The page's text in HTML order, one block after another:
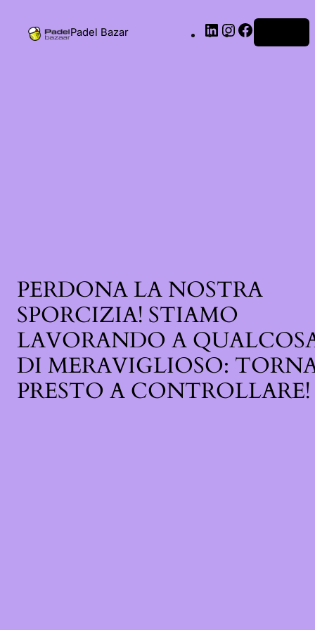
Padel Bazar
PERDONA LA NOSTRA
SPORCIZIA! STIAMO
LAVORANDO A
DI MERAVIGLIOSO:
PRESTO A CONTROLLARE!